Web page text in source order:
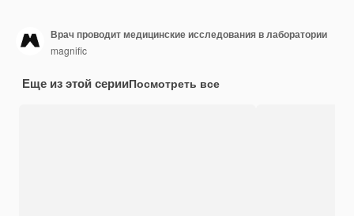
Врач проводит медицинские исследования в лаборатории
magnific
Еще из этой серииПосмотреть все